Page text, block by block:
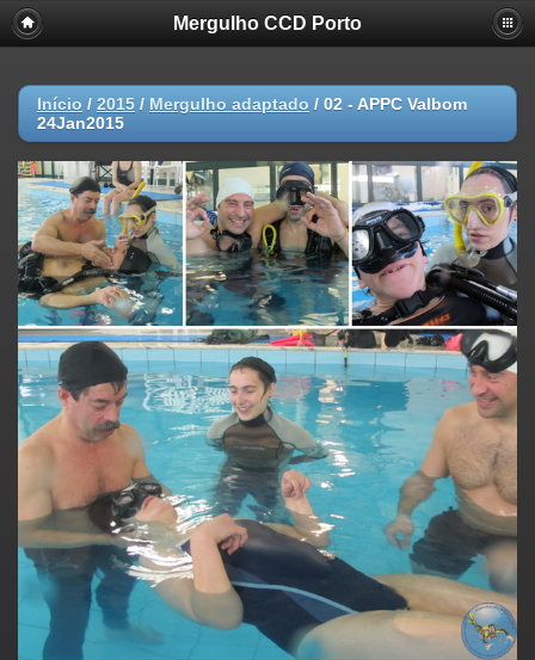
Mergulho CCD Porto
Início / 2015 / Mergulho adaptado / 02 - APPC Valbom
24Jan2015